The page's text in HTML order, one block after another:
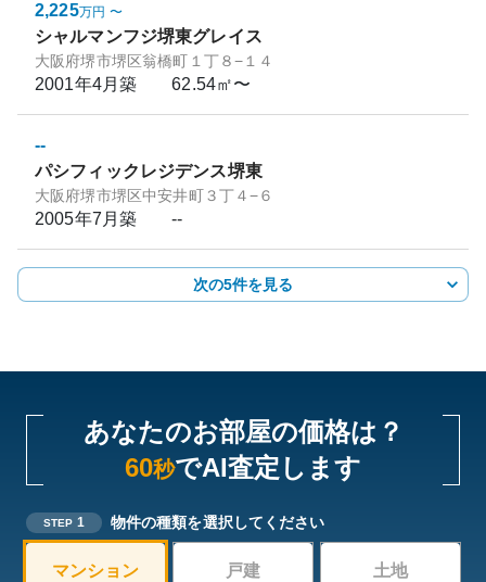
2,225万円 〜
シャルマンフジ堺東グレイス
大阪府堺市堺区翁橋町１丁８−１４
2001年4月築 62.54㎡〜
--
パシフィックレジデンス堺東
大阪府堺市堺区中安井町３丁４−６
2005年7月築 --
次の5件を見る
あなたのお部屋の価格は？
60秒でAI査定します
STEP 1 物件の種類を選択してください
マンション 戸建 土地